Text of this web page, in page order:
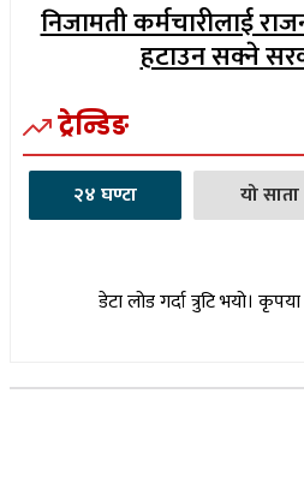
निजामती कर्मचारीलाई
हटाउन सक्ने
ट्रेन्डिङ
२४ घण्टा यो साता
डेटा लोड गर्दा त्रुटि भयो।